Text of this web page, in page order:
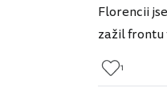
Florencii
zažil frontu
1